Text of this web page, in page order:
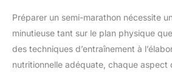
utilisée comme protéines pour perdre du
le cadre d’une alimentation
Préparer un semi-marathon nécessite
minutieuse tant sur le plan physique
des techniques d’entraînement à
nutritionnelle adéquate, chaque aspect